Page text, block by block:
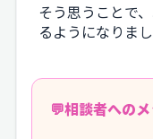
そう思うことで
るようになりまし
相談者への